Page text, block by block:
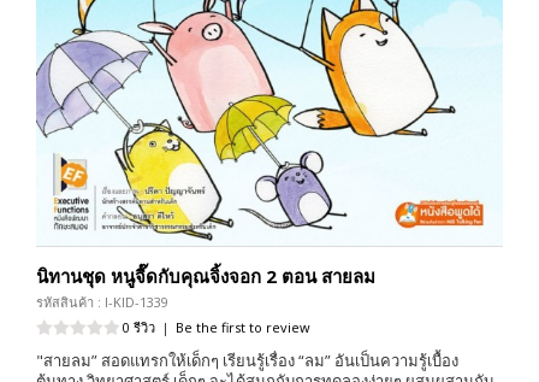
นิทานชุด หนูจี๊ดกับคุณจิ้งจอก 2 ตอน สายลม
รหัสสินค้า : I-KID-1339
0 รีวิว | Be the first to review
"สายลม” สอดแทรกให้เด็กๆ เรียนรู้เรื่อง “ลม” อันเป็นความรู้เบื้อง